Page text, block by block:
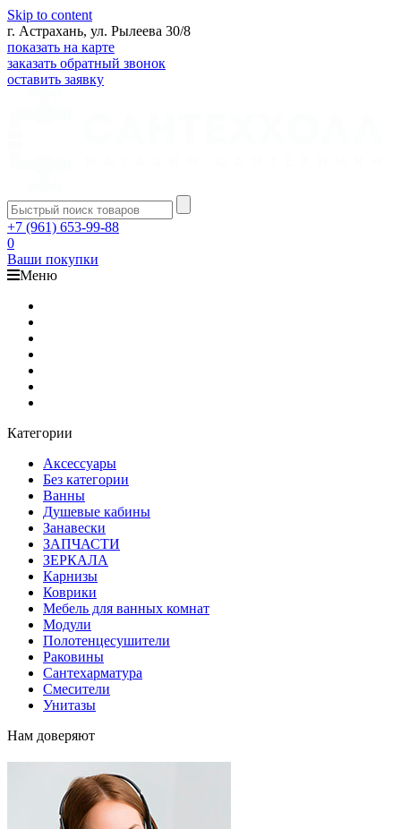
Skip to content
г. Астрахань, ул. Рылеева 30/8
показать на карте
заказать обратный звонок
оставить заявку
+7 (961) 653-99-88
0
Ваши покупки
Меню
Категории
Аксессуары
Без категории
Ванны
Душевые кабины
Занавески
ЗАПЧАСТИ
ЗЕРКАЛА
Карнизы
Коврики
Мебель для ванных комнат
Модули
Полотенцесушители
Раковины
Сантехарматура
Смесители
Унитазы
Нам доверяют